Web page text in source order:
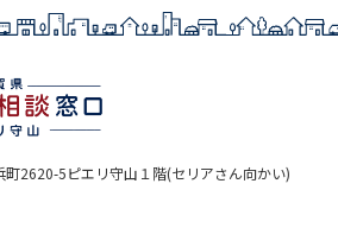
2620-5ピエリ守山１階(セリアさん向かい)